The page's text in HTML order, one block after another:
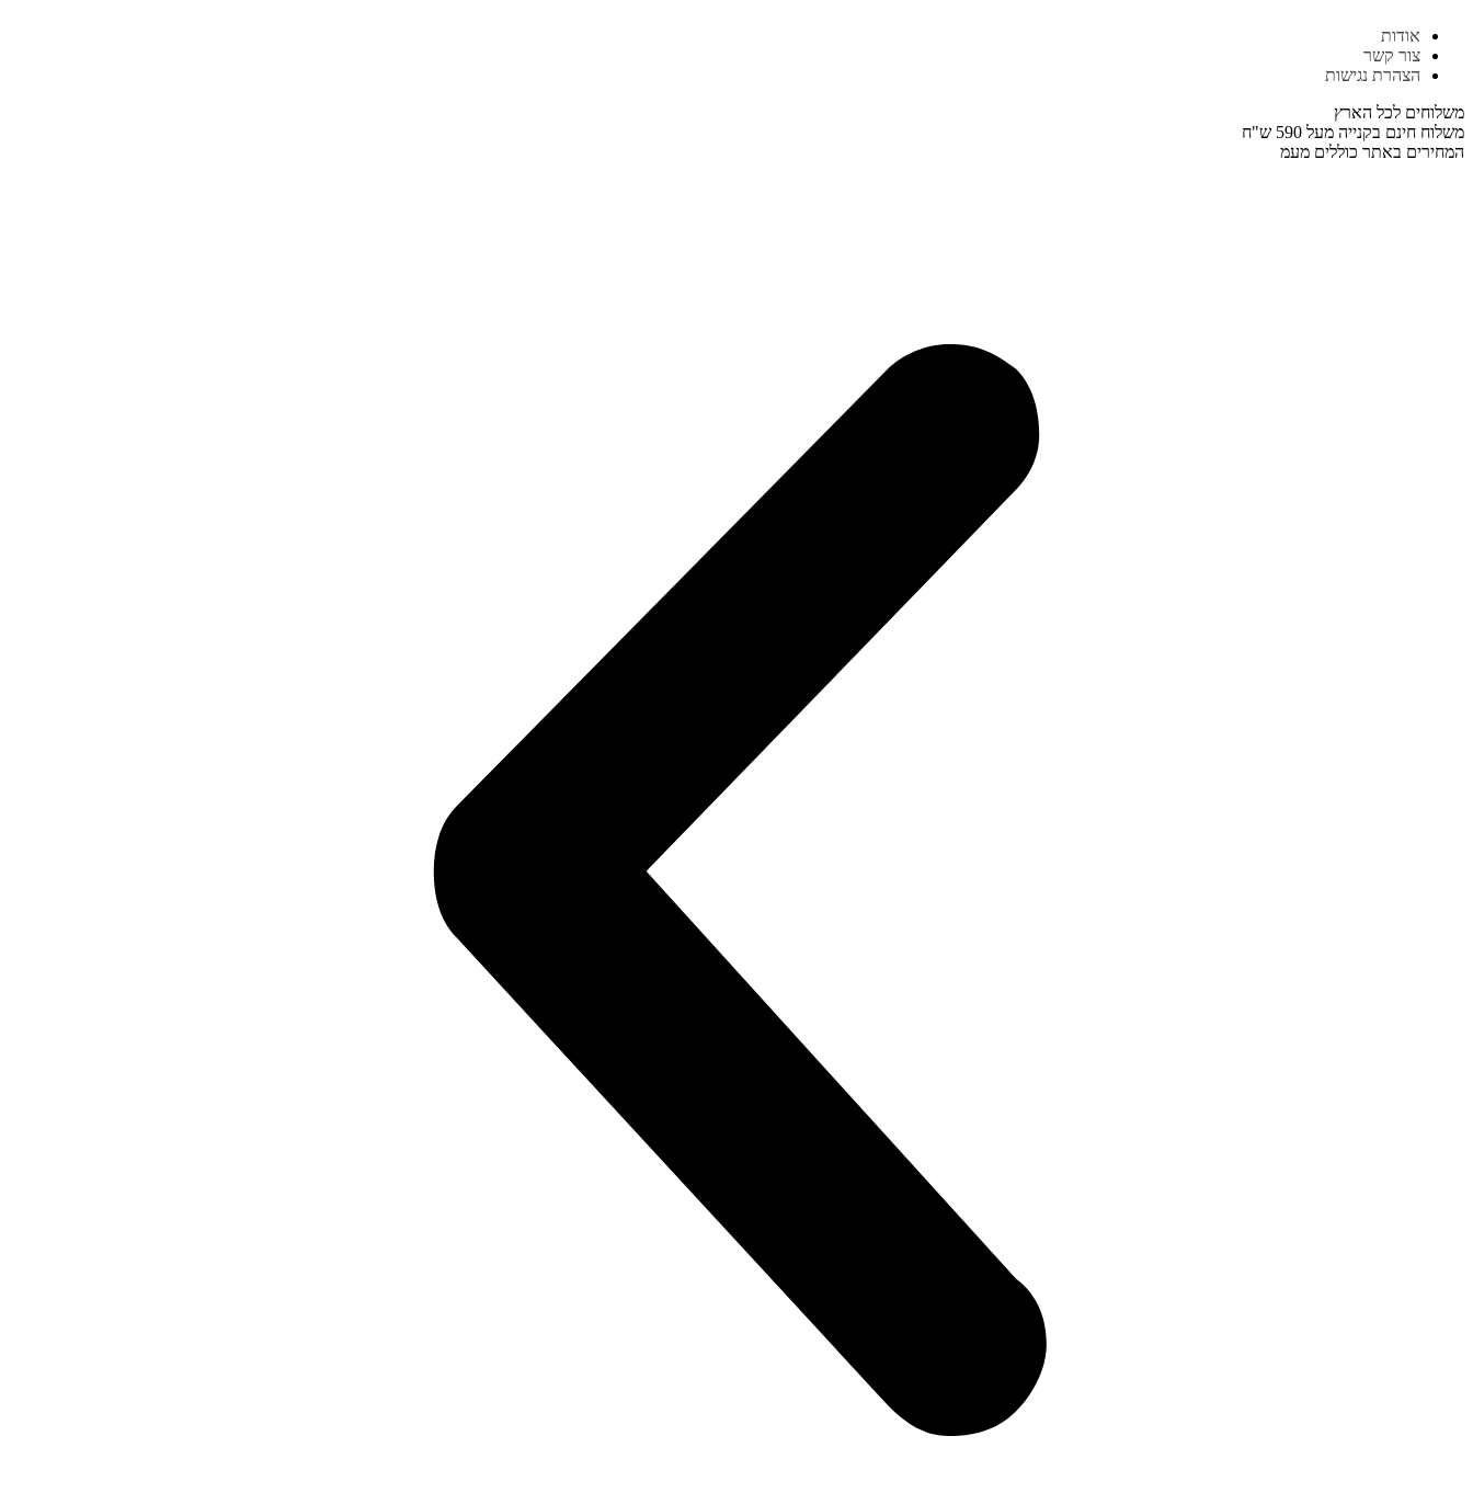
לתוכן
אודות
צור קשר
הצהרת נגישות
משלוחים לכל הארץ
משלוח חינם בקנייה מעל 590 ש"ח
המחירים באתר כוללים מעמ